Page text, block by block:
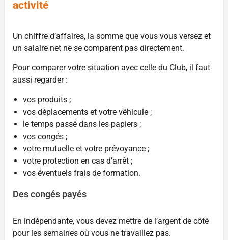
activité
Un chiffre d’affaires, la somme que vous vous versez et
un salaire net ne se comparent pas directement.
Pour comparer votre situation avec celle du Club, il faut
aussi regarder :
vos produits ;
vos déplacements et votre véhicule ;
le temps passé dans les papiers ;
vos congés ;
votre mutuelle et votre prévoyance ;
votre protection en cas d’arrêt ;
vos éventuels frais de formation.
Des congés payés
En indépendante, vous devez mettre de l’argent de côté
pour les semaines où vous ne travaillez pas.